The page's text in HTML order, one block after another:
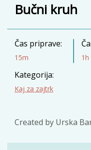
Bučni kruh
Čas priprave:
15m 1h
Kategorija:
Kaj za zajtrk
Created by Urska